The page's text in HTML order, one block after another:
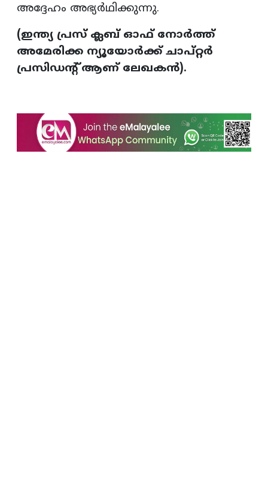
അദ്ദേഹം അഭ്യർഥിക്കുന്നു.
(ഇന്ത്യ പ്രസ് ക്ലബ് ഓഫ് നോർത്ത്
അമേരിക്ക ന്യൂയോർക്ക് ചാപ്റ്റർ
പ്രസിഡന്‍റ് ആണ് ലേഖകൻ).